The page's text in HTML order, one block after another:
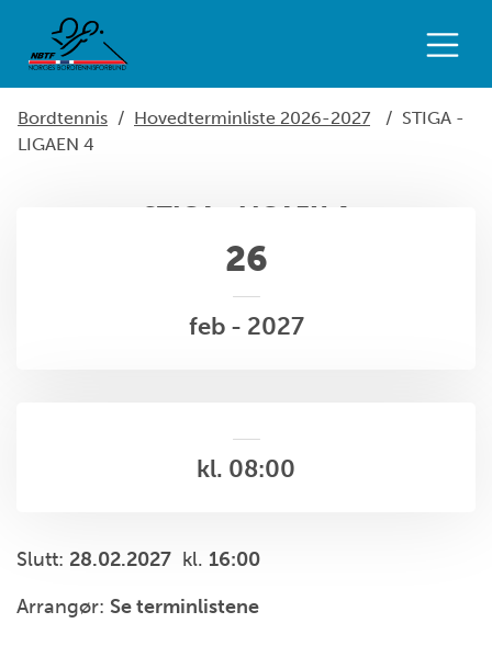
Bordtennis / Hovedterminliste 2026-2027 / STIGA -
LIGAEN 4
STIGA - LIGAEN 4
26
feb - 2027
kl. 08:00
Slutt: 28.02.2027 kl. 16:00
Arrangør: Se terminlistene